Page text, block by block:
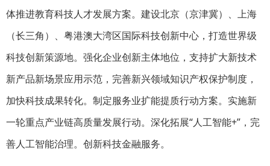
体推进教育科技人才发展方案。建设北京（京津冀）、上海
（长三角）、粤港澳大湾区国际科技创新中心，打造世界级
科技创新策源地。强化企业创新主体地位，支持扩大新技术
新产品新场景应用示范，完善新兴领域知识产权保护制度，
加快科技成果转化。制定服务业扩能提质行动方案。实施新
一轮重点产业链高质量发展行动。深化拓展“人工智能+”，完
善人工智能治理。创新科技金融服务。